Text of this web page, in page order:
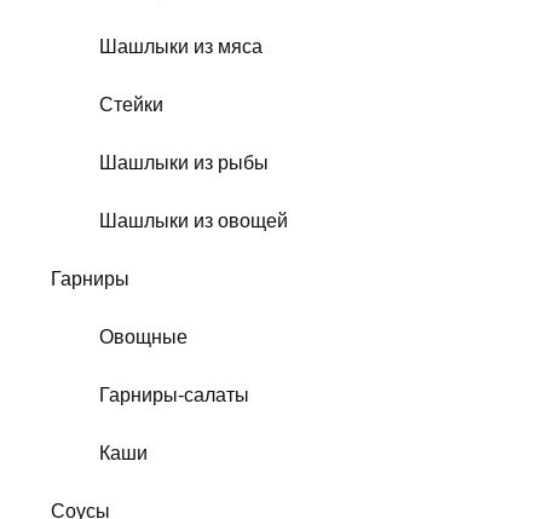
Шашлыки из мяса
Стейки
Шашлыки из рыбы
Шашлыки из овощей
Гарниры
Овощные
Гарниры-салаты
Каши
Соусы